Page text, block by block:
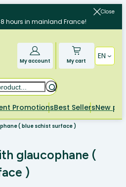
Close
hours in mainland France!
My account My cart
EN
PromotionsBest SellersNew
( blue schist surface )
glaucophane (
)